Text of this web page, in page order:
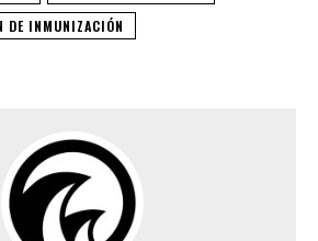
DE INMUNIZACIÓN